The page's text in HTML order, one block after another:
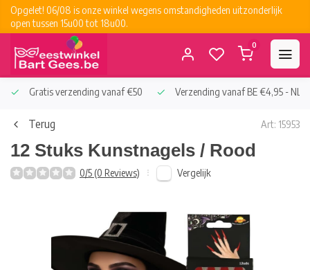
Opgelet! 06/08 is onze winkel wegens omstandigheden uitzonderlijk
open tussen 15u00 tot 18u00.
0
Gratis verzending vanaf €50 Verzending vanaf BE €4,95 - NL
Terug Art: 15953
12 Stuks Kunstnagels / Rood
0/5 (0 Reviews) Vergelijk